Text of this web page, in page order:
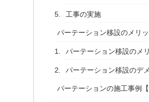
工事の実施
パーテーション移設のメリ
パーテーション移設のメ
パーテーション移設のデ
パーテーションの施工事例